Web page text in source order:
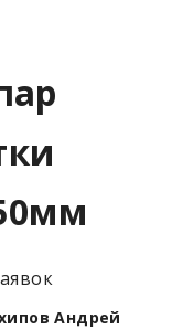
Андрей